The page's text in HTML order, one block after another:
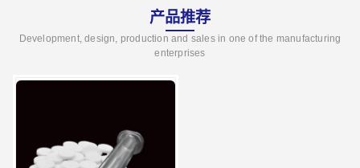
产品推荐
Development, design, production and sales in one of the manufacturing
enterprises